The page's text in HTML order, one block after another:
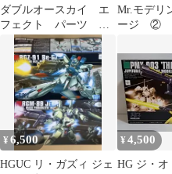
ダブルオースカイ エ
フェクト パーツ ガ
ンプラ
Mr.モデリ
ージ ②
¥6,500
HGUC リ・ガズィ ジェ
¥4,500
HG ジ・オ